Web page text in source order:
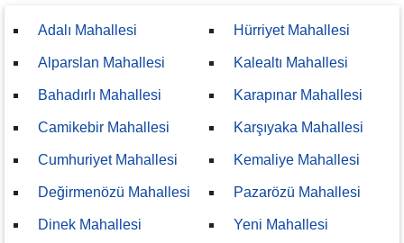
Adalı Mahallesi
Alparslan Mahallesi
Bahadırlı Mahallesi
Camikebir Mahallesi
Cumhuriyet Mahallesi
Değirmenözü Mahallesi
Dinek Mahallesi
Hürriyet Mahallesi
Kalealtı Mahallesi
Karapınar Mahallesi
Karşıyaka Mahallesi
Kemaliye Mahallesi
Pazarözü Mahallesi
Yeni Mahallesi